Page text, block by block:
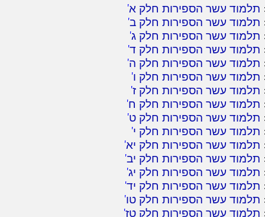
תלמוד עשר הספירות חלק א'
תלמוד עשר הספירות חלק ב'
תלמוד עשר הספירות חלק ג'
תלמוד עשר הספירות חלק ד'
תלמוד עשר הספירות חלק ה'
תלמוד עשר הספירות חלק ו'
תלמוד עשר הספירות חלק ז'
תלמוד עשר הספירות חלק ח'
תלמוד עשר הספירות חלק ט'
תלמוד עשר הספירות חלק י'
תלמוד עשר הספירות חלק יא'
תלמוד עשר הספירות חלק יב'
תלמוד עשר הספירות חלק יג'
תלמוד עשר הספירות חלק יד'
תלמוד עשר הספירות חלק טו'
תלמוד עשר הספירות חלק טז'